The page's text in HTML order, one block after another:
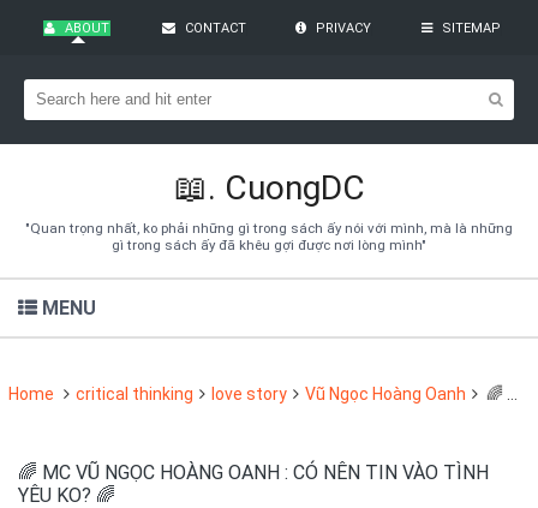
ABOUT CONTACT PRIVACY SITEMAP
📖. CuongDC
"Quan trọng nhất, ko phải những gì trong sách ấy nói với mình, mà là những
gì trong sách ấy đã khêu gợi được nơi lòng mình"
MENU
Home critical thinking love story Vũ Ngọc Hoàng Oanh 🌈 MC VŨ NGỌC HOÀNG OANH : CÓ NÊN TIN VÀO TÌNH YÊU KO? 🌈
🌈 MC VŨ NGỌC HOÀNG OANH : CÓ NÊN TIN VÀO TÌNH
YÊU KO? 🌈
Bạn đang cần tìm kiếm gì?
Theo dõi blog qua Email
Hãy đăng kí theo dõi blog để cập nhật những thủ thuật blogger,